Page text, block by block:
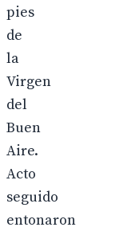
pies
de
la
Virgen
del
Buen
Aire.
Acto
seguido
entonaron